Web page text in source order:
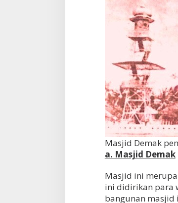
Masjid Demak
a. Masjid Demak
Masjid ini
ini didirikan para
bangunan masjid